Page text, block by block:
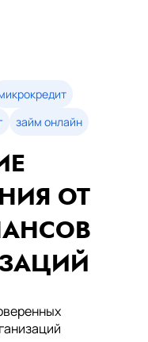
займ онлайн
ОТ